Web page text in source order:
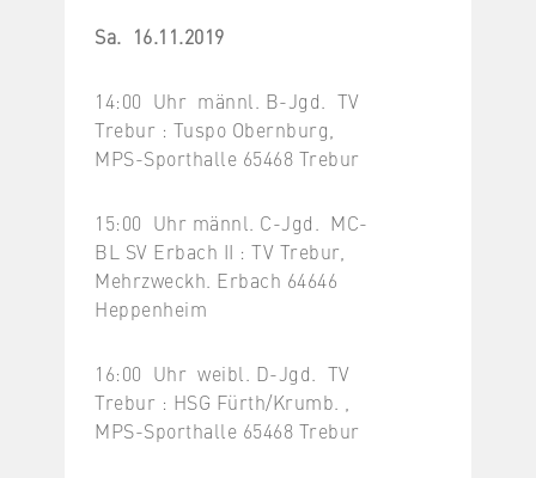
Sa. 16.11.2019
14:00 Uhr männl. B-Jgd. TV
Trebur : Tuspo Obernburg,
MPS-Sporthalle 65468 Trebur
15:00 Uhr männl. C-Jgd. MC-
BL SV Erbach II : TV Trebur,
Mehrzweckh. Erbach 64646
Heppenheim
16:00 Uhr weibl. D-Jgd. TV
Trebur : HSG Fürth/Krumb. ,
MPS-Sporthalle 65468 Trebur